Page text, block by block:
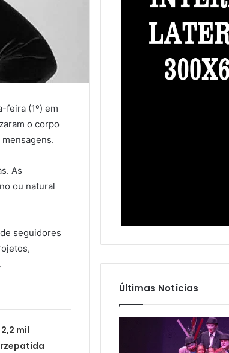
feira (1º) em
o corpo
As
ou natural
seguidores
mil
Últimas Notícias